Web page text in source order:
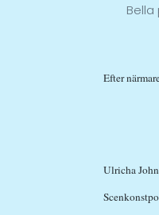
Bella
Efter
Ulricha